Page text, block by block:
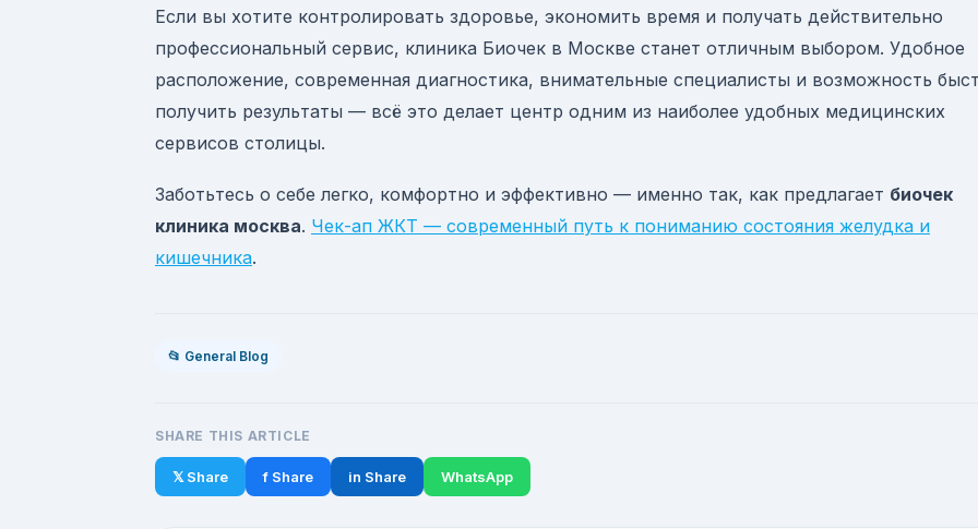
Если вы хотите контролировать здоровье, экономить время и получать действительно
профессиональный сервис, клиника Биочек в Москве станет отличным выбором. Удобное
расположение, современная диагностика, внимательные специалисты и возможность
получить результаты — всё это делает центр одним из наиболее удобных медицинских
сервисов столицы.
Заботьтесь о себе легко, комфортно и эффективно — именно так, как предлагает биочек
клиника москва. Чек-ап ЖКТ — современный путь к пониманию состояния желудка и
кишечника.
📂 General Blog
SHARE THIS ARTICLE
𝕏 Share f Share in Share WhatsApp